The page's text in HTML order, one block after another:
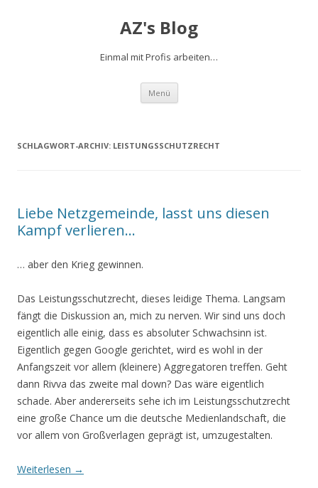
AZ's Blog
Einmal mit Profis arbeiten…
Menü Zum Inhalt springen
SCHLAGWORT-ARCHIV: LEISTUNGSSCHUTZRECHT
Liebe Netzgemeinde, lasst uns diesen
Kampf verlieren…
… aber den Krieg gewinnen.
Das Leistungsschutzrecht, dieses leidige Thema. Langsam
fängt die Diskussion an, mich zu nerven. Wir sind uns doch
eigentlich alle einig, dass es absoluter Schwachsinn ist.
Eigentlich gegen Google gerichtet, wird es wohl in der
Anfangszeit vor allem (kleinere) Aggregatoren treffen. Geht
dann Rivva das zweite mal down? Das wäre eigentlich
schade. Aber andererseits sehe ich im Leistungsschutzrecht
eine große Chance um die deutsche Medienlandschaft, die
vor allem von Großverlagen geprägt ist, umzugestalten.
Weiterlesen →